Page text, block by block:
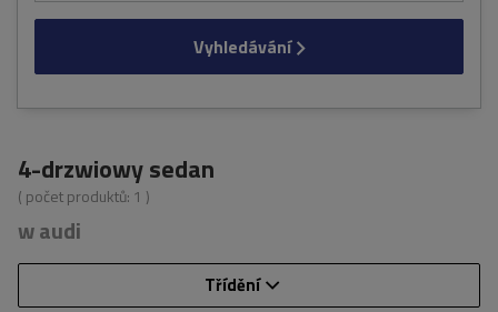
Vyhledávání
4-drzwiowy sedan
( počet produktů: 1 )
w audi
Třídění